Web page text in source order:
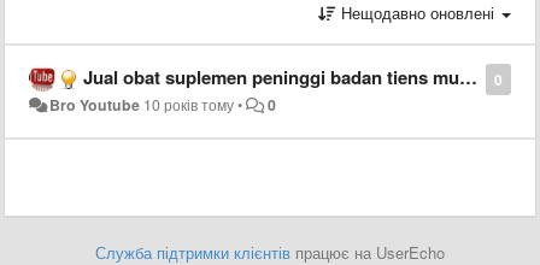
Нещодавно оновлені
0
Jual obat suplemen peninggi badan tiens murah asli
Bro Youtube 10 років тому• 0
Служба підтримки клієнтів працює на UserEcho